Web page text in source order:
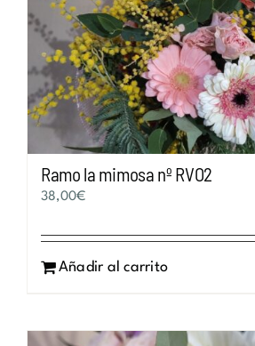
Ramo la mimosa nº RVO2
38,00€
Añadir al carrito